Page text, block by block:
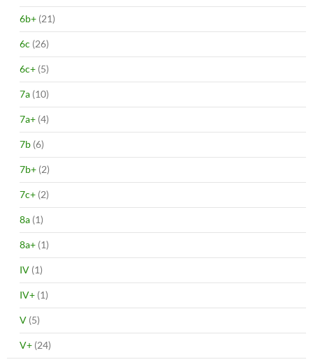
6b+ (21)
6c (26)
6c+ (5)
7a (10)
7a+ (4)
7b (6)
7b+ (2)
7c+ (2)
8a (1)
8a+ (1)
IV (1)
IV+ (1)
V (5)
V+ (24)